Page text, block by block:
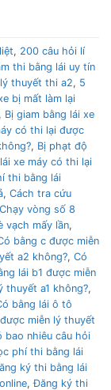
, 200 câu hỏi lí
thi bằng lái uy tín
thuyết thi a2, 5
bị mất làm lại
, Bị giam bằng lái xe
có thi lại được
, Bị phạt độ
xe máy có thi lại
thi bằng lái
, Cách tra cứu
Chạy vòng số 8
vạch mấy lần,
bằng c được miễn
a2 không?, Có
lái b1 được miễn
thuyết a1 không?,
bằng lái ô tô
miễn lý thuyết
bao nhiêu câu hỏi
phí thi bằng lái
ký thi bằng lái
,Đăng ký thi